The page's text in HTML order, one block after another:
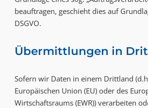
beauftragen, geschieht dies auf
DSGVO.
Übermittlungen in
Sofern wir Daten in einem Drittland
Europäischen Union (EU) oder des
Wirtschaftsraums (EWR)) verarbeiten